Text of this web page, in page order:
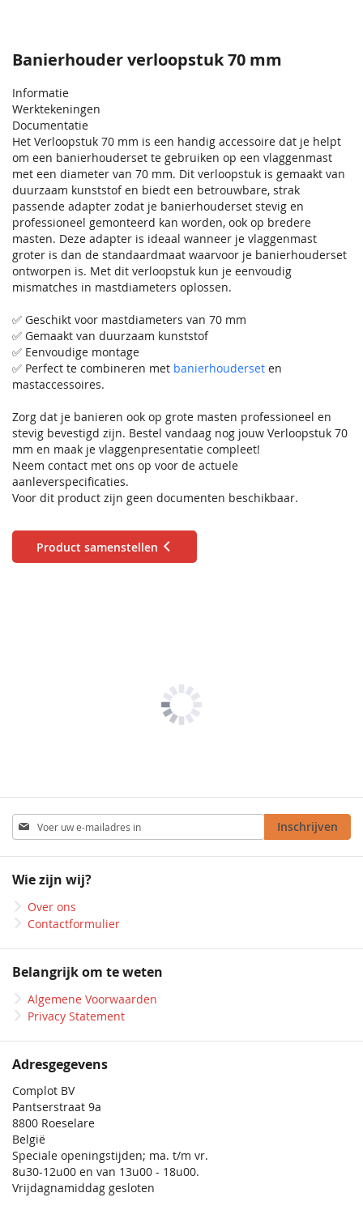
Banierhouder verloopstuk 70 mm
Informatie
Werktekeningen
Documentatie
Het Verloopstuk 70 mm is een handig accessoire dat je helpt
om een banierhouderset te gebruiken op een vlaggenmast
met een diameter van 70 mm. Dit verloopstuk is gemaakt van
duurzaam kunststof en biedt een betrouwbare, strak
passende adapter zodat je banierhouderset stevig en
professioneel gemonteerd kan worden, ook op bredere
masten. Deze adapter is ideaal wanneer je vlaggenmast
groter is dan de standaardmaat waarvoor je banierhouderset
ontworpen is. Met dit verloopstuk kun je eenvoudig
mismatches in mastdiameters oplossen.
✅ Geschikt voor mastdiameters van 70 mm
✅ Gemaakt van duurzaam kunststof
✅ Eenvoudige montage
✅ Perfect te combineren met banierhouderset en
mastaccessoires.
Zorg dat je banieren ook op grote masten professioneel en
stevig bevestigd zijn. Bestel vandaag nog jouw Verloopstuk 70
mm en maak je vlaggenpresentatie compleet!
Neem contact met ons op voor de actuele
aanleverspecificaties.
Voor dit product zijn geen documenten beschikbaar.
Product samenstellen
Abonneer
u
op
nieuwsbrief
Inschrijven
Wie zijn wij?
Over ons
Contactformulier
Belangrijk om te weten
Algemene Voorwaarden
Privacy Statement
Adresgegevens
Complot BV
Pantserstraat 9a
8800 Roeselare
België
Speciale openingstijden; ma. t/m vr.
8u30-12u00 en van 13u00 - 18u00.
Vrijdagnamiddag gesloten